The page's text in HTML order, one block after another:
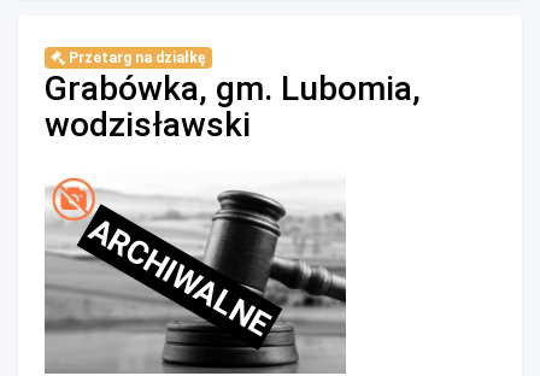
Przetarg na działkę
Grabówka, gm. Lubomia,
wodzisławski
ARCHIWALNE